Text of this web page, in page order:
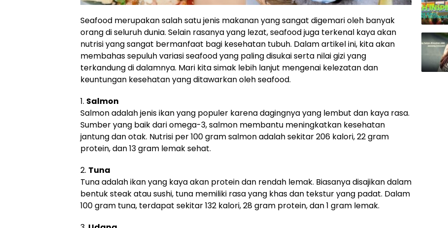
Seafood merupakan salah satu jenis makanan yang sangat digemari oleh banyak
orang di seluruh dunia. Selain rasanya yang lezat, seafood juga terkenal kaya akan
nutrisi yang sangat bermanfaat bagi kesehatan tubuh. Dalam artikel ini, kita akan
membahas sepuluh variasi seafood yang paling disukai serta nilai gizi yang
terkandung di dalamnya. Mari kita simak lebih lanjut mengenai kelezatan dan
keuntungan kesehatan yang ditawarkan oleh seafood.
1. Salmon
Salmon adalah jenis ikan yang populer karena dagingnya yang lembut dan kaya rasa.
Sumber yang baik dari omega-3, salmon membantu meningkatkan kesehatan
jantung dan otak. Nutrisi per 100 gram salmon adalah sekitar 206 kalori, 22 gram
protein, dan 13 gram lemak sehat.
2. Tuna
Tuna adalah ikan yang kaya akan protein dan rendah lemak. Biasanya disajikan dalam
bentuk steak atau sushi, tuna memiliki rasa yang khas dan tekstur yang padat. Dalam
100 gram tuna, terdapat sekitar 132 kalori, 28 gram protein, dan 1 gram lemak.